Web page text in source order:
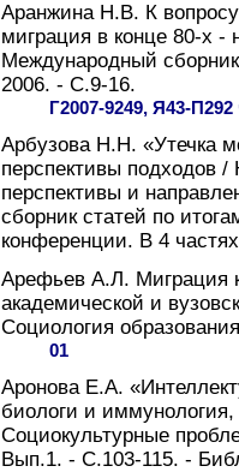
Аранжина Н.В. К
миграция в конце 80-х -
Международный
2006. - С.9-16.
Г2007-9249, Я43-П292
Арбузова Н.Н. «Утечка
перспективы подходов
перспективы и
сборник статей по
конференции. В 4
Арефьев А.Л. Миграция
академической и
Социология
01
Аронова Е.А.
биологи и
Социокультурные
Вып.1. - С.103-115. -